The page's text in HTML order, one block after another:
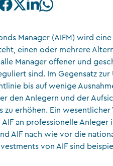
CFA
Manager (AIFM) wird
einen oder mehrere
Manager offener und
sind. Im Gegensatz
bis auf wenige
den Anlegern und der
erhöhen. Ein
an professionelle Anleger
AIF nach wie vor die
von AIF sind